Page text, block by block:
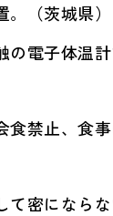
。（茨城県）
の電子体温計
食禁止、食
て密になら